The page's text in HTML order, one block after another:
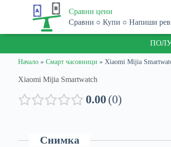
p
o
Сравни цени
Сравни ○ Купи ○ Напиши
Начало » Смарт часовници » Xiaomi Mijia
Xiaomi Mijia Smartwatch
0.00 0
Снимка